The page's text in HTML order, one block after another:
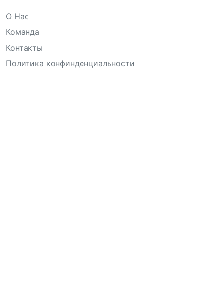
О Нас
Команда
Контакты
Политика конфинденциальности